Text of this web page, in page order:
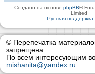
Создано на основеphpBB®
Limited
Русская поддержка
© Перепечатка
запрещена
По всем интересующим
mishanita@yandex.ru